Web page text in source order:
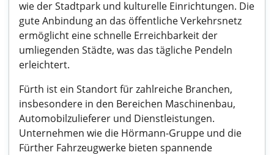
wie der Stadtpark und kulturelle Einrichtungen. Die
gute Anbindung an das öffentliche Verkehrsnetz
ermöglicht eine schnelle Erreichbarkeit der
umliegenden Städte, was das tägliche Pendeln
erleichtert.
Fürth ist ein Standort für zahlreiche Branchen,
insbesondere in den Bereichen Maschinenbau,
Automobilzulieferer und Dienstleistungen.
Unternehmen wie die Hörmann-Gruppe und die
Fürther Fahrzeugwerke bieten spannende